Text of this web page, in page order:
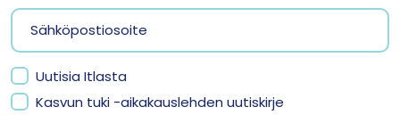
Uutisia Itlasta
Kasvun tuki -aikakauslehden uutiskirje